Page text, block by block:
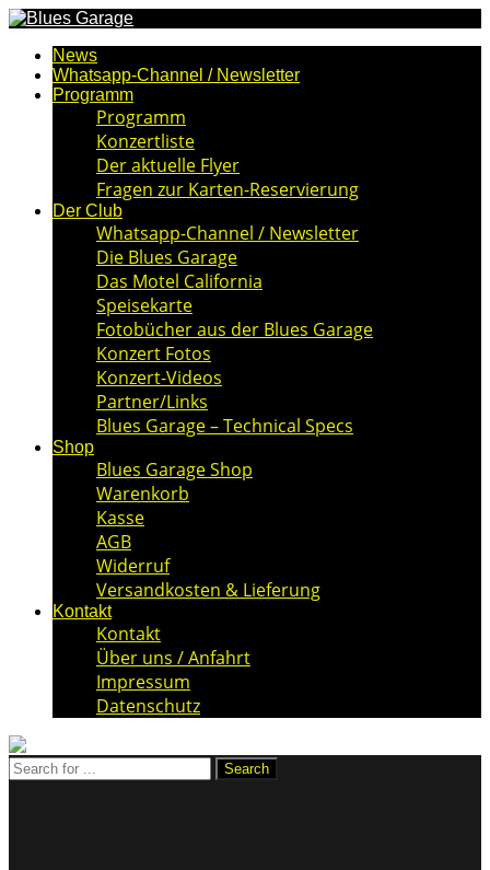
News
Whatsapp-Channel / Newsletter
Programm
Programm
Konzertliste
Der aktuelle Flyer
Fragen zur Karten-Reservierung
Der Club
Whatsapp-Channel / Newsletter
Die Blues Garage
Das Motel California
Speisekarte
Fotobücher aus der Blues Garage
Konzert Fotos
Konzert-Videos
Partner/Links
Blues Garage – Technical Specs
Shop
Blues Garage Shop
Warenkorb
Kasse
AGB
Widerruf
Versandkosten & Lieferung
Kontakt
Kontakt
Über uns / Anfahrt
Impressum
Datenschutz